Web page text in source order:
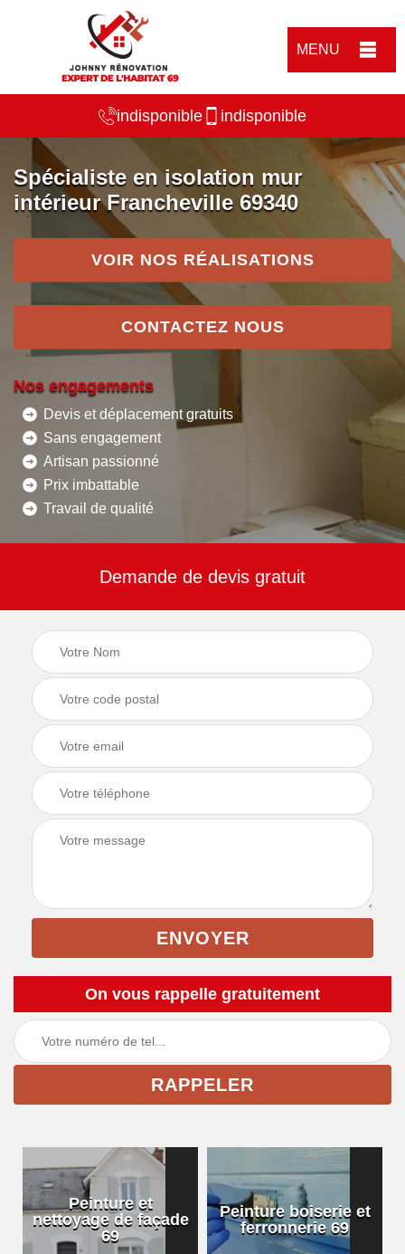
MENU
indisponible indisponible
Spécialiste en isolation mur
intérieur Francheville 69340
VOIR NOS RÉALISATIONS
CONTACTEZ NOUS
Nos engagements
Devis et déplacement gratuits
Sans engagement
Artisan passionné
Prix imbattable
Travail de qualité
Demande de devis gratuit
On vous rappelle gratuitement
Peinture et
nettoyage de façade
69
Peinture boiserie et
ferronnerie 69